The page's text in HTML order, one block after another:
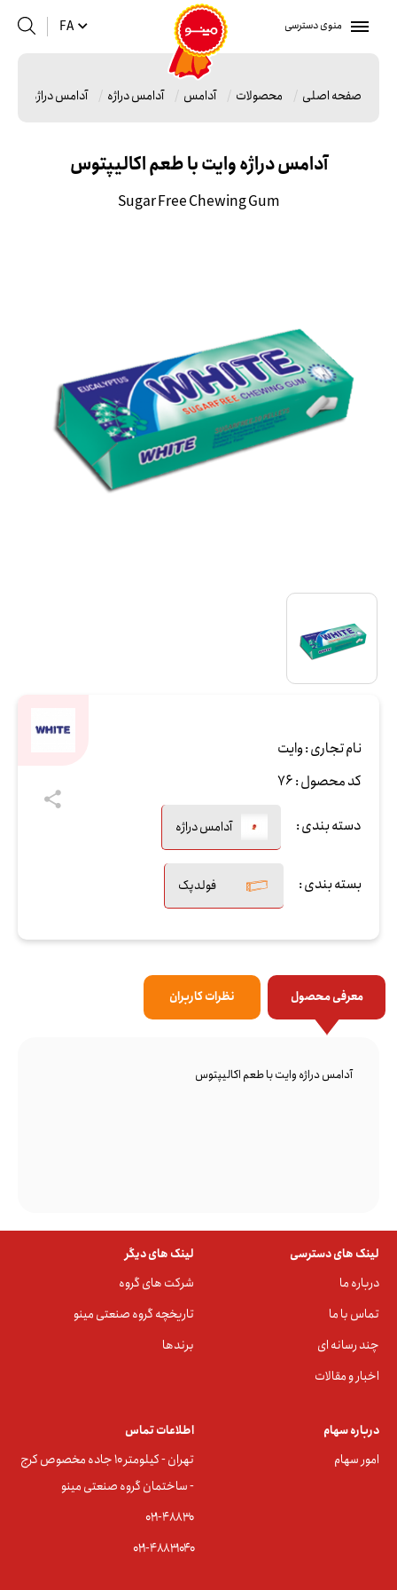
منوی دسترسی FA
صفحه اصلی محصولات آدامس آدامس دراژه آدامس دراژه وایت
آدامس دراژه وایت با طعم اکالیپتوس
Sugar Free Chewing Gum
نام تجاری :وایت
کد محصول :76
دسته بندی : آدامس دراژه
بسته بندی : فولدپک
معرفی محصول نظرات کاربران
آدامس دراژه وایت با طعم اکالیپتوس
لینک های دسترسی
درباره ما
تماس با ما
چند رسانه ای
اخبار و مقالات
لینک های دیگر
شرکت های گروه
تاریخچه گروه صنعتی مینو
برندها
درباره سهام
امور سهام
اطلاعات تماس
تهران - کیلومتر ۱۰ جاده مخصوص کرج
- ساختمان گروه صنعتی مینو
۰۲۱-۴۸۸۳0
۰۲۱-۴۸۸۳۱۰۴۰